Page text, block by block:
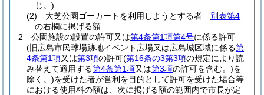
じ。)
(2)
大芝公園ゴーカートを利用しようとする者 別表第4
の右欄に掲げる額
2
公園施設の設置の許可又は第4条第1項第4号に係る許可
(旧広島市民球場跡地イベント広場又は広島城区域に係る第
4条第1項又は第3項の許可(第16条の3第3項の規定により読
み替えて適用する第4条第1項又は第3項の許可を含む。)を
除く。)を受けた者が営利を目的として許可を受けた場合等
における使用料の額は、次に掲げる額の範囲内で市長が定